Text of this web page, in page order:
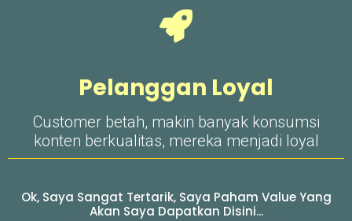
Pelanggan Loyal
Customer betah, makin banyak konsumsi
konten berkualitas, mereka menjadi loyal
Ok, Saya Sangat Tertarik, Saya Paham Value Yang
Akan Saya Dapatkan Disini...